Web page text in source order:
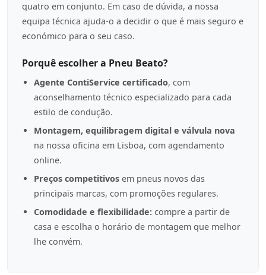
quatro em conjunto. Em caso de dúvida, a nossa
equipa técnica ajuda-o a decidir o que é mais seguro e
económico para o seu caso.
Porquê escolher a Pneu Beato?
Agente ContiService certificado, com
aconselhamento técnico especializado para cada
estilo de condução.
Montagem, equilibragem digital e válvula nova
na nossa oficina em Lisboa, com agendamento
online.
Preços competitivos em pneus novos das
principais marcas, com promoções regulares.
Comodidade e flexibilidade: compre a partir de
casa e escolha o horário de montagem que melhor
lhe convém.